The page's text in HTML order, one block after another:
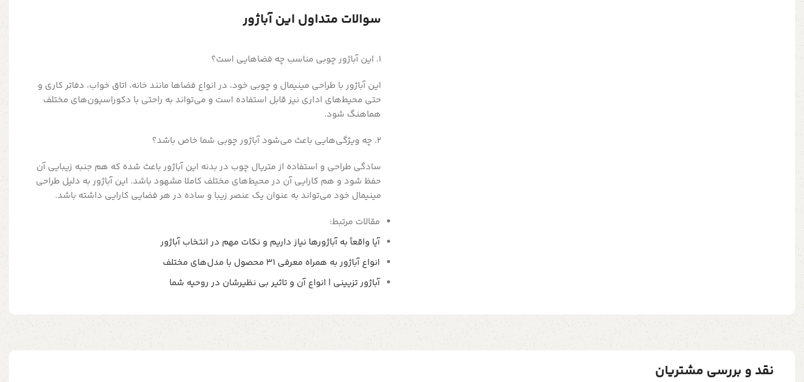
سوالات متداول این آباژور
1. این آباژور چوبی مناسب چه فضاهایی است؟
این آباژور با طراحی مینیمال و چوبی خود، در انواع فضاها مانند خانه، اتاق خواب، دفاتر کاری و
حتی محیط‌های اداری نیز قابل استفاده است و می‌تواند به راحتی با دکوراسیون‌های مختلف
هماهنگ شود.
2. چه ویژگی‌هایی باعث می‌شود آباژور چوبی شما خاص باشد؟
سادگی طراحی و استفاده از متریال چوب در بدنه این آباژور باعث شده که هم جنبه زیبایی آن
حفظ شود و هم کارایی آن در محیط‌های مختلف کاملا مشهود باشد. این آباژور به دلیل طراحی
مینیمال خود می‌تواند به عنوان یک عنصر زیبا و ساده در هر فضایی کارایی داشته باشد.
مقالات مرتبط:
آیا واقعاً به آباژورها نیاز داریم و نکات مهم در انتخاب آباژور
انواع آباژور به همراه معرفی 31 محصول با مدل‌های مختلف
آباژور تزیینی | انواع آن و تاثیر بی نظیرشان در روحیه شما
نقد و بررسی مشتریان